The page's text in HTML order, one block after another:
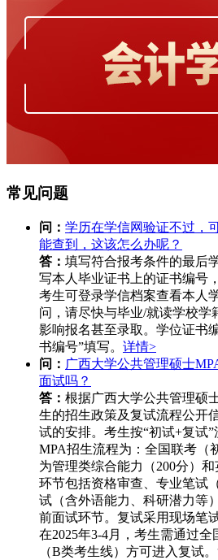
常见问题
问： 学历在学信网验证不过，
能查到，这该怎么办呢？
答： 填写符合报考条件的最后
写本人毕业证书上的证书编号
考生可登录学信档案查看本人
问，请尽快与毕业/就读学校学
影响报名甚至录取。学位证书
书编号”填写。 详情>
问： 广西大学公共管理硕士
面试吗？
答： 根据广西大学公共管理硕
生的招生政策及复试流程公开
试的安排。考生按“初试+复试
MPA招生流程为：全国联考（
为管理类综合能力（200分）
环节包括资格审查、专业笔试
试（含外语能力、科研潜力等
前面试环节。复试采用现场笔
在2025年3-4月，考生需通过
（B类考生线）方可进入复试